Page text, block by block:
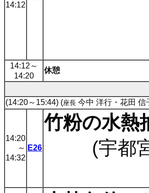
14:12
14:12 ～
14:20
休憩
(14:20～15:44) (座長 今中 洋行・花田 信
14:20
～
14:32
E26
竹粉の水熱
(宇都